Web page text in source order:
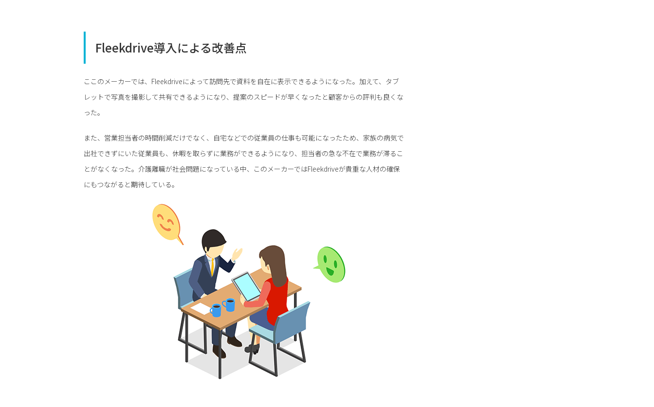
Fleekdrive導入による改善点
ここのメーカーでは、Fleekdriveによって訪問先で資料を自在に表示できるようになった。加えて、タブ
レットで写真を撮影して共有できるようになり、提案のスピードが早くなったと顧客からの評判も良くな
った。
また、営業担当者の時間削減だけでなく、自宅などでの従業員の仕事も可能になったため、家族の病気で
出社できずにいた従業員も、休暇を取らずに業務ができるようになり、担当者の急な不在で業務が滞るこ
とがなくなった。介護離職が社会問題になっている中、このメーカーではFleekdriveが貴重な人材の確保
にもつながると期待している。